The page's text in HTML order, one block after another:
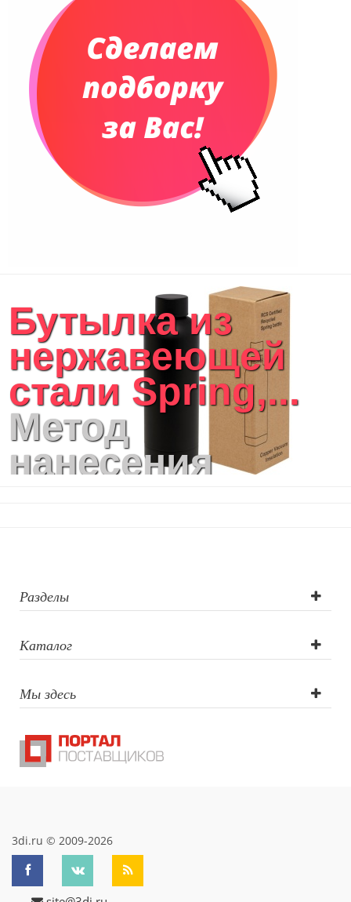
Бутылка из
нержавеющей
стали Spring,...
Метод
нанесения
Тампопечать,
Трафаретная
печать круговая,
Гравировка
круговая (CO2
лазер), УФ-
Разделы
Каталог
Мы здесь
3di.ru © 2009-2026